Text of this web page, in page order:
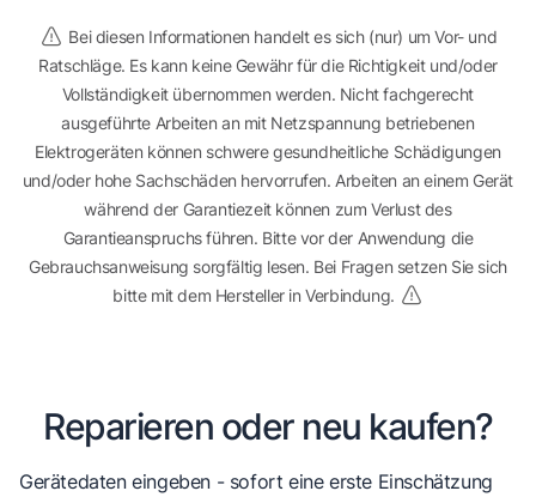
Bei diesen Informationen handelt es sich (nur) um Vor- und
Ratschläge. Es kann keine Gewähr für die Richtigkeit und/oder
Vollständigkeit übernommen werden. Nicht fachgerecht
ausgeführte Arbeiten an mit Netzspannung betriebenen
Elektrogeräten können schwere gesundheitliche Schädigungen
und/oder hohe Sachschäden hervorrufen. Arbeiten an einem Gerät
während der Garantiezeit können zum Verlust des
Garantieanspruchs führen. Bitte vor der Anwendung die
Gebrauchsanweisung sorgfältig lesen. Bei Fragen setzen Sie sich
bitte mit dem Hersteller in Verbindung.
Reparieren oder neu kaufen?
Gerätedaten eingeben - sofort eine erste Einschätzung